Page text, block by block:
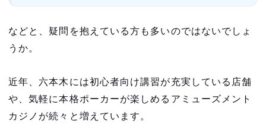
などと、疑問を抱えている方も多いのではないでしょ
うか。
近年、六本木には初心者向け講習が充実している店舗
や、気軽に本格ポーカーが楽しめるアミューズメント
カジノが続々と増えています。